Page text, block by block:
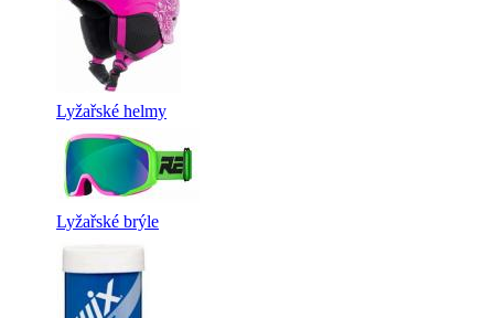
Lyžařské helmy
Lyžařské brýle